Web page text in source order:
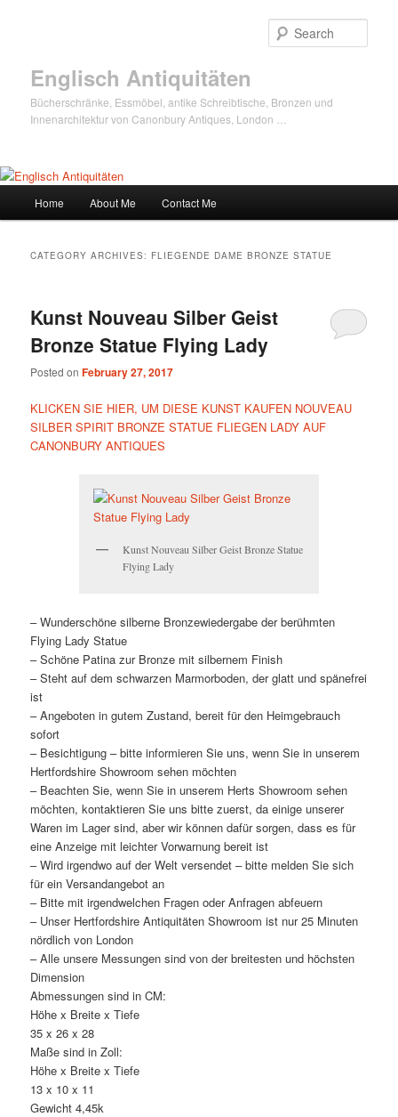
Englisch Antiquitäten
Bücherschränke, Essmöbel, antike Schreibtische, Bronzen und
Innenarchitektur von Canonbury Antiques, London …
Skip
content
Skip
content
Home About Me Contact Me
CATEGORY ARCHIVES: FLIEGENDE DAME BRONZE STATUE
Kunst Nouveau Silber Geist
Bronze Statue Flying Lady
Posted onFebruary 27, 2017
KLICKEN SIE HIER, UM DIESE KUNST KAUFEN NOUVEAU
SILBER SPIRIT BRONZE STATUE FLIEGEN LADY AUF
CANONBURY ANTIQUES
Kunst Nouveau Silber Geist Bronze Statue
Flying Lady
– Wunderschöne silberne Bronzewiedergabe der berühmten
Flying Lady Statue
– Schöne Patina zur Bronze mit silbernem Finish
– Steht auf dem schwarzen Marmorboden, der glatt und spänefrei
ist
– Angeboten in gutem Zustand, bereit für den Heimgebrauch
sofort
– Besichtigung – bitte informieren Sie uns, wenn Sie in unserem
Hertfordshire Showroom sehen möchten
– Beachten Sie, wenn Sie in unserem Herts Showroom sehen
möchten, kontaktieren Sie uns bitte zuerst, da einige unserer
Waren im Lager sind, aber wir können dafür sorgen, dass es für
eine Anzeige mit leichter Vorwarnung bereit ist
– Wird irgendwo auf der Welt versendet – bitte melden Sie sich
für ein Versandangebot an
– Bitte mit irgendwelchen Fragen oder Anfragen abfeuern
– Unser Hertfordshire Antiquitäten Showroom ist nur 25 Minuten
nördlich von London
– Alle unsere Messungen sind von der breitesten und höchsten
Dimension
Abmessungen sind in CM:
Höhe x Breite x Tiefe
35 x 26 x 28
Maße sind in Zoll:
Höhe x Breite x Tiefe
13 x 10 x 11
Gewicht 4,45k